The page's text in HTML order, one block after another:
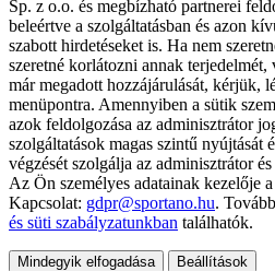
Sp. z o.o. és megbízható partnerei
beleértve a szolgáltatásban és azon
szabott hirdetéseket is. Ha nem
szeretné korlátozni annak terjedelmét,
már megadott hozzájárulását, kérjük,
menüpontra. Amennyiben a sütik
azok feldolgozása az adminisztrátor
szolgáltatások magas szintű nyújtását
végzését szolgálja az adminisztrátor
Az Ön személyes adatainak kezelője
Kapcsolat: gdpr@sportano.hu.
és süti szabályzatunkban találhatók.
Mindegyik elfogadása Beállítások